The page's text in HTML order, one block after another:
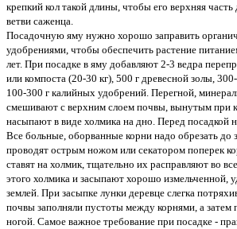
крепкий кол такой длины, чтобы его верхняя
ветви саженца.
Посадочную яму нужно хорошо заправить
удобрениями, чтобы обеспечить растение
лет. При посадке в яму добавляют 2-3 ведра
или компоста (20-30 кг), 500 г древесной золы,
100-300 г калийных удобрений. Перегной,
смешивают с верхним слоем почвы, вынутым при
насыпают в виде холмика на дно. Перед посадкой
Все больные, оборванные корни надо обрезать до
проводят острым ножом или секатором поперек
ставят на холмик, тщательно их расправляют во
этого холмика и засыпают хорошо измельченной,
землей. При засыпке лунки деревце слегка
почвы заполняли пустоты между корнями, а
ногой. Самое важное требование при посадке -